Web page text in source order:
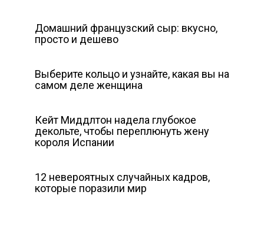
Домашний французский сыр: вкусно,
просто и дешево
Выберите кольцо и узнайте, какая вы на
самом деле женщина
Кейт Миддлтон надела глубокое
декольте, чтобы переплюнуть жену
короля Испании
12 невероятных случайных кадров,
которые поразили мир